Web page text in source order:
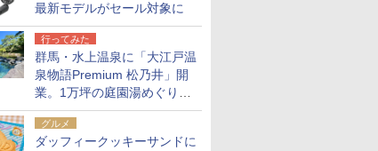
最新モデルがセール対象に
行ってみた
群馬・水上温泉に「大江戸温
泉物語Premium 松乃井」開
業。1万坪の庭園湯めぐり＆
豪華バイキングを体験してき
た！
グルメ
ダッフィークッキーサンドに